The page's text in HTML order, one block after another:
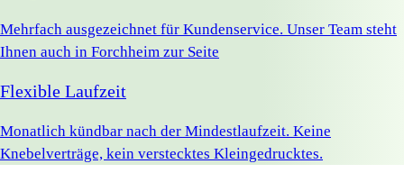
Mehrfach ausgezeichnet für Kundenservice. Unser Team steht
Ihnen auch in Forchheim zur Seite
Flexible Laufzeit
Monatlich kündbar nach der Mindestlaufzeit. Keine
Knebelverträge, kein verstecktes Kleingedrucktes.